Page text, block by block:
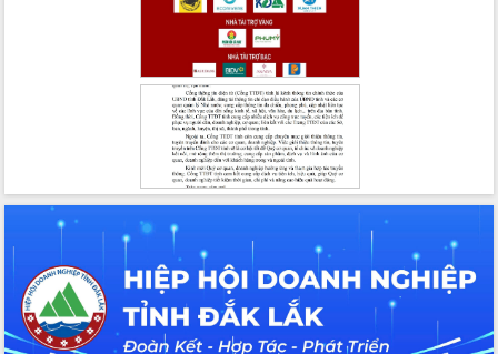
nghiệp Đắk Lắk tăng trưởng bứt phá
Triển khai đồng bộ đo đạc, lập hồ sơ
địa chính, hoàn thiện cơ sở dữ liệu đất
Ứng dụng sinh trắc học - Bước tiến
trong hành trình chuyển đổi số tại Đắk
Đắk Lắk nâng cao hiệu quả công tác
Đảng từ Sổ tay đảng viên điện tử
Đắk Lắk đẩy mạnh nuôi biển công
nghệ, hướng tới phát triển thủy sản
bền vững